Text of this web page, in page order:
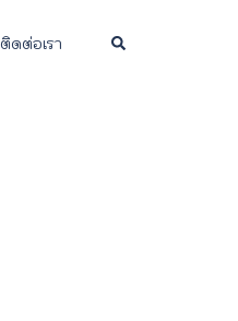
ติดต่อเรา Search